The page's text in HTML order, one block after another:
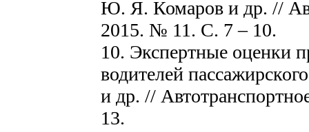
Ю. Я. Комаров и др. //
2015. № 11. C. 7 – 10.
10. Экспертные оценки
водителей
и др. //
13.